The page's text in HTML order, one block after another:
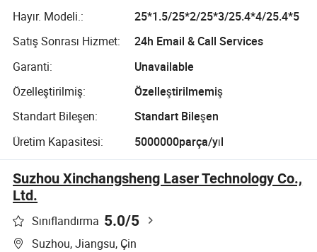
Hayır. Modeli.:
25*1.5/25*2/25*3/25.4*4/25.4*5
Satış Sonrası Hizmet:
24h Email & Call Services
Garanti:
Unavailable
Özelleştirilmiş:
Özelleştirilmemiş
Standart Bileşen:
Standart Bileşen
Üretim Kapasitesi:
5000000parça/yıl
Suzhou Xinchangsheng Laser Technology Co.,
Ltd.
Sınıflandırma 5.0/5
Suzhou, Jiangsu, Çin